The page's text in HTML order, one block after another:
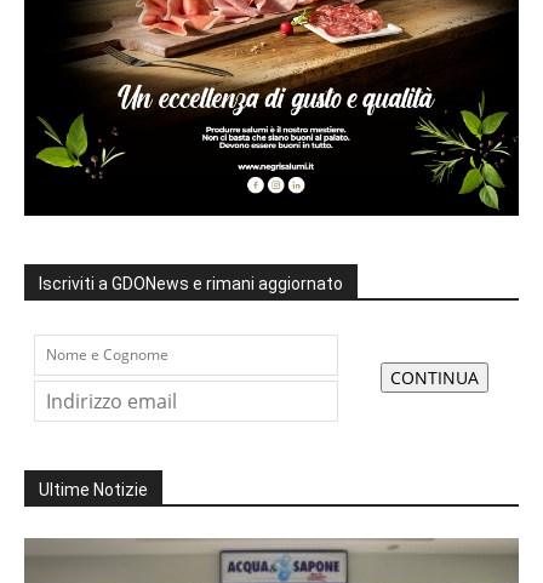
Iscriviti a GDONews e rimani aggiornato
Ultime Notizie